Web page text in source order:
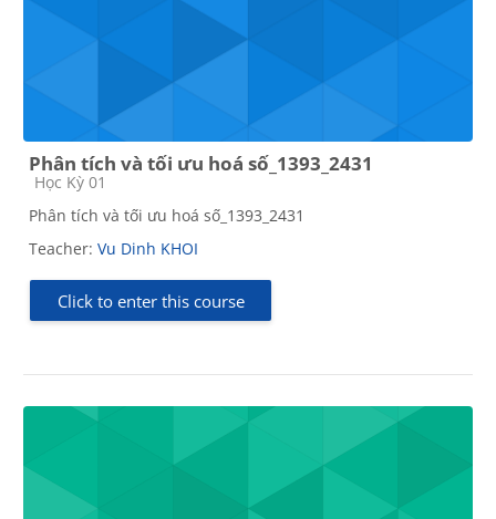
Phân tích và tối ưu hoá số_1393_2431
Course category
Học Kỳ 01
Phân tích và tối ưu hoá số_1393_2431
Teacher: Vu Dinh KHOI
Click to enter this course